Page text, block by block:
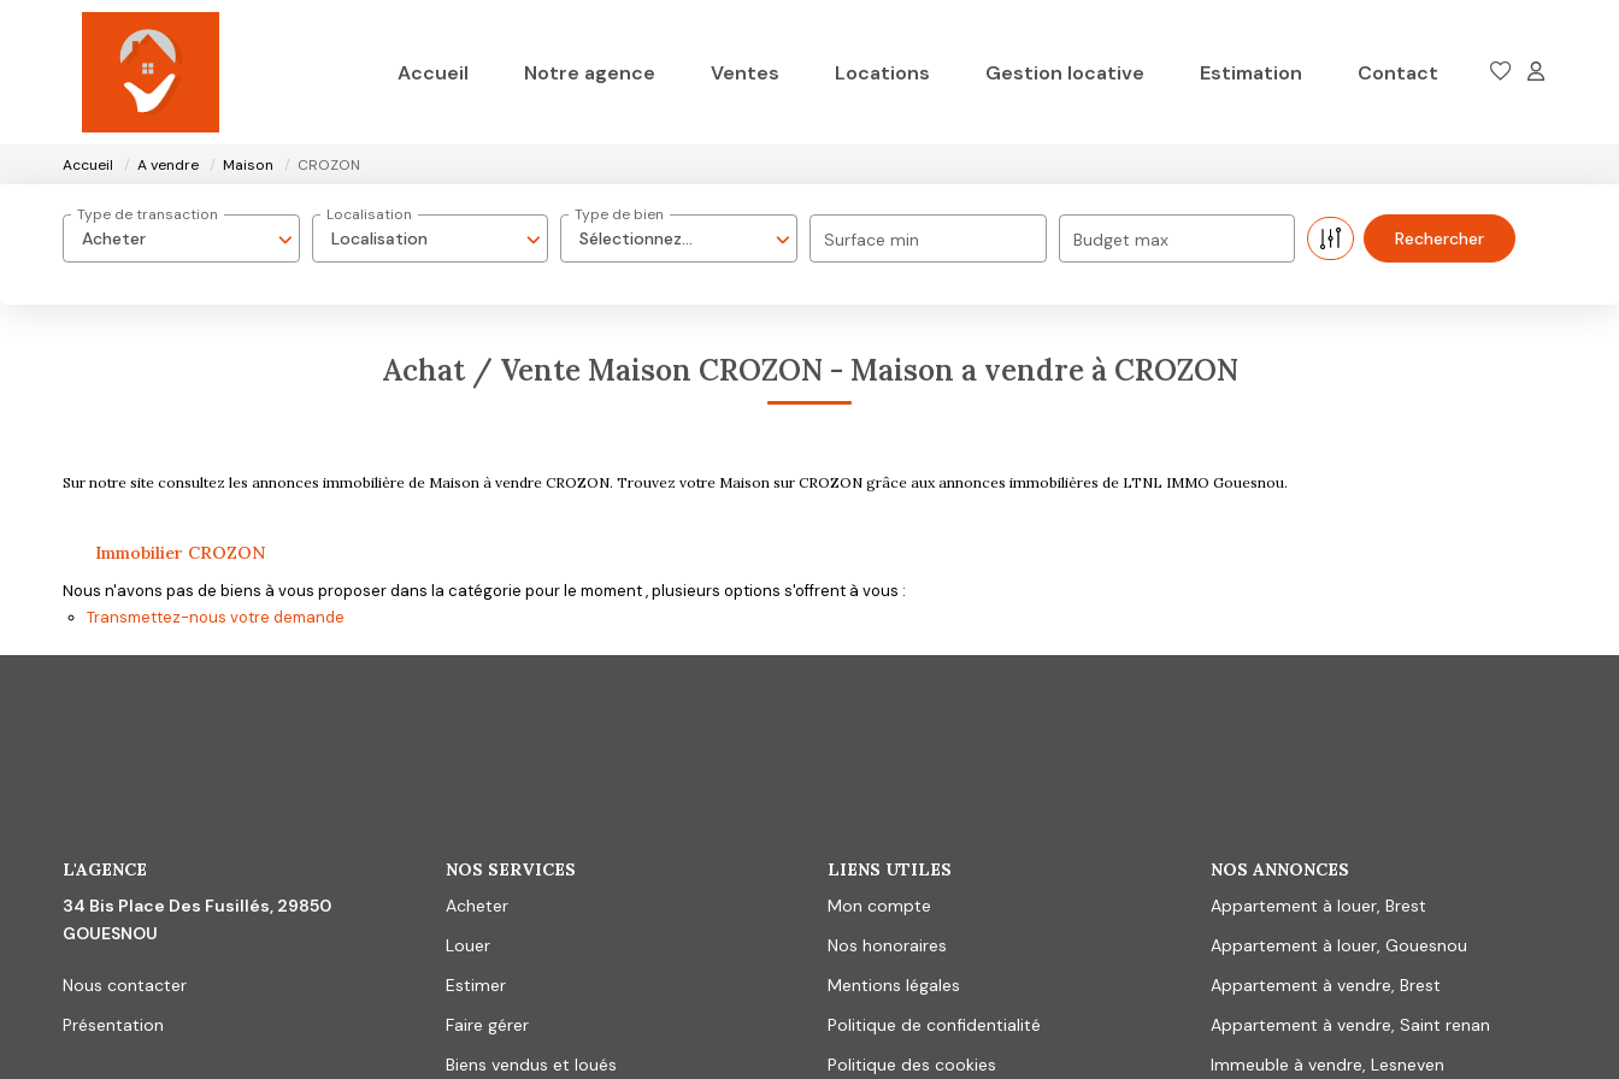
Accueil Notre agence Ventes Locations Gestion locative Estimation Contact
Accueil A vendre Maison CROZON
Acheter
Type de transaction
Localisation
Localisation
Sélectionnez...
Type de bien
Surface min Budget max
Achat / Vente Maison CROZON - Maison a vendre à CROZON
Sur notre site consultez les annonces immobilière de Maison à vendre CROZON. Trouvez votre Maison sur CROZON grâce aux annonces immobilières de LTNL IMMO Gouesnou.
Immobilier CROZON
Nous n'avons pas de biens à vous proposer dans la catégorie pour le moment , plusieurs options s'offrent à vous :
Transmettez-nous votre demande
L'AGENCE
34 Bis Place Des Fusillés, 29850
GOUESNOU
Nous contacter
Présentation
NOS SERVICES
Acheter
Louer
Estimer
Faire gérer
Biens vendus et loués
LIENS UTILES
Mon compte
Nos honoraires
Mentions légales
Politique de confidentialité
Politique des cookies
NOS ANNONCES
Appartement à louer, Brest
Appartement à louer, Gouesnou
Appartement à vendre, Brest
Appartement à vendre, Saint renan
Immeuble à vendre, Lesneven